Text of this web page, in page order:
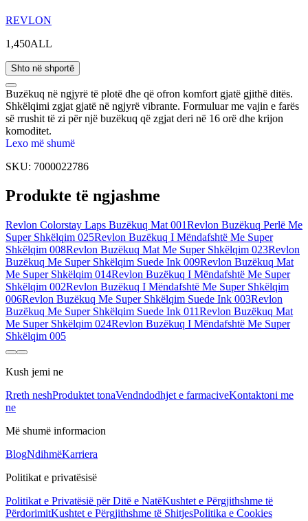
REVLON
1,450ALL
Shto në shportë
Buzëkuq në ngjyrë të plotë dhe që ofron komfort gjatë gjithë ditës.
Shkëlqimi zgjat gjatë në ngjyrë vibrante. Formuluar me vajin e farës
së rrushit të zi për një buzëkuq që zgjat deri në 16 orë dhe krijon
komoditet.
Lexo më shumë
SKU: 7000022786
Produkte të ngjashme
Revlon Colorstay Laps Buzëkuq Mat 001Revlon Buzëkuq Perlë Me
Super Shkëlqim 025Revlon Buzëkuq I Mëndafshtë Me Super
Shkëlqim 008Revlon Buzëkuq Mat Me Super Shkëlqim 023Revlon
Buzëkuq Me Super Shkëlqim Suede Ink 009Revlon Buzëkuq Mat
Me Super Shkëlqim 014Revlon Buzëkuq I Mëndafshtë Me Super
Shkëlqim 002Revlon Buzëkuq I Mëndafshtë Me Super Shkëlqim
006Revlon Buzëkuq Me Super Shkëlqim Suede Ink 003Revlon
Buzëkuq Me Super Shkëlqim Suede Ink 011Revlon Buzëkuq Mat
Me Super Shkëlqim 024Revlon Buzëkuq I Mëndafshtë Me Super
Shkëlqim 005
Kush jemi ne
Rreth neshProduktet tonaVendndodhjet e farmaciveKontaktoni me
ne
Më shumë informacion
BlogNdihmëKarriera
Politikat e privatësisë
Politikat e Privatësië për Ditë e NatëKushtet e Përgjithshme të
PërdorimitKushtet e Përgjithshme të ShitjesPolitika e Cookies